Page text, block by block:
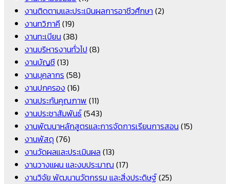
งานติดตามและประเมินผลการอาชีวศึกษา (2)
งานทวิภาคี (19)
งานทะเบียน (38)
งานบริหารงานทั่วไป (8)
งานบัญชี(13)
งานบุคลากร (58)
งานปกครอง (16)
งานประกันคุณภาพ (11)
งานประชาสัมพันธ์(543)
งานพัฒนาหลักสูตรและการจัดการเรียนการสอน (15)
งานพัสดุ (76)
งานวัดผลและประเมินผล (13)
งานวางแผน และงบประมาณ (17)
งานวิจัย พัฒนานวัตกรรม และสิ่งประดิษฐ์(25)